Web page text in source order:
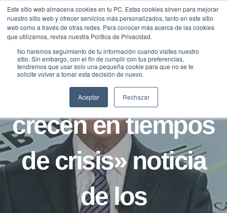
Este sitio web almacena cookies en tu PC. Estas cookies sirven para mejorar
nuestro sitio web y ofrecer servicios más personalizados, tanto en este sitio
web como a través de otras redes. Para conocer más acerca de las cookies
que utilizamos, revisa nuestra Política de Privacidad.
No haremos seguimiento de tu información cuando visites nuestro
sitio. Sin embargo, con el fin de cumplir con tus preferencias,
tendremos que usar solo una pequeña cookie para que no se te
solicite volver a tomar esta decisión de nuevo.
Aceptar Rechazar
Saltar
contenido
NOTICIAS
«Empresas que
crecen en tiempos
de crisis» noticia
de los
Traducir »